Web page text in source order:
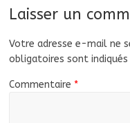
Laisser un
Votre adresse e-mail ne
obligatoires sont indiqués
Commentaire *